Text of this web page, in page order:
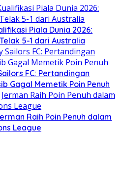
Piala Dunia 2026:
5-1 dari Australia
FC: Pertandingan
Gagal Memetik Poin Penuh
Raih Poin Penuh dalam
League